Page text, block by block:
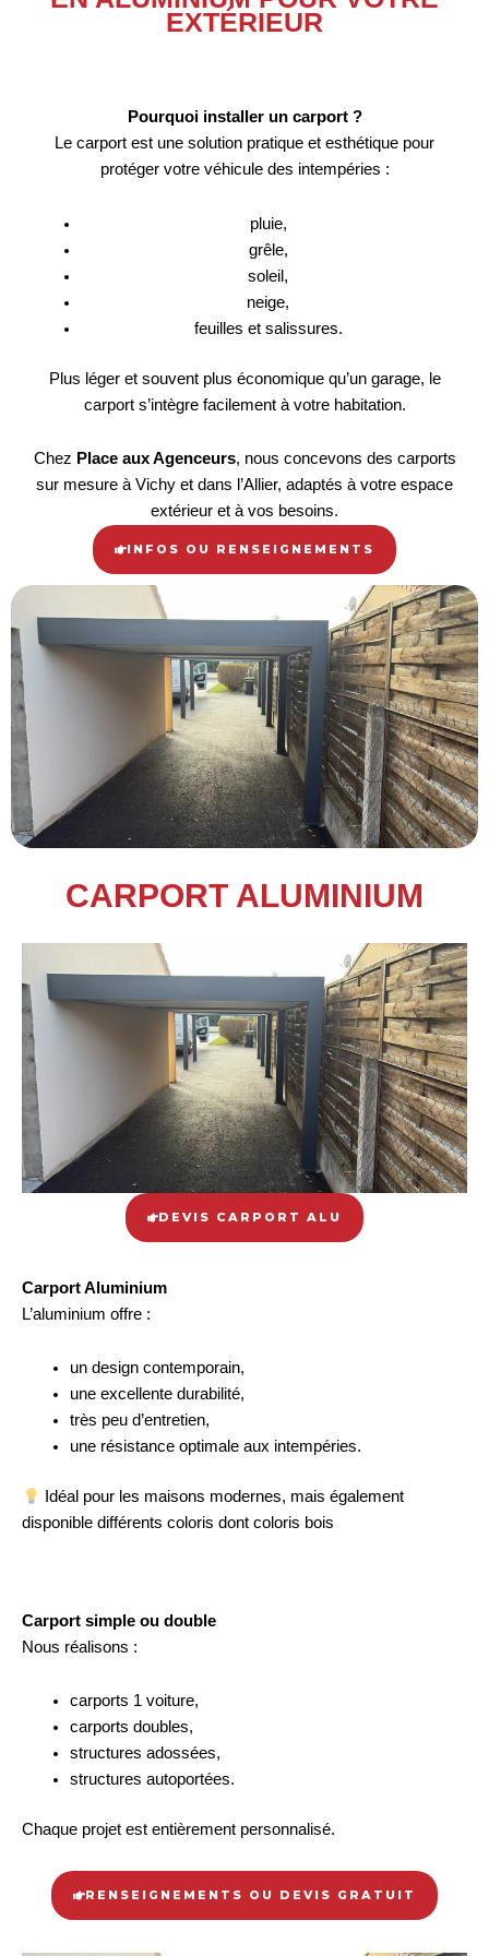
EXTÉRIEUR
Pourquoi installer un carport ?
Le carport est une solution pratique et esthétique pour
protéger votre véhicule des intempéries :
pluie,
grêle,
soleil,
neige,
feuilles et salissures.
Plus léger et souvent plus économique qu’un garage, le
carport s’intègre facilement à votre habitation.
Chez Place aux Agenceurs, nous concevons des carports
sur mesure à Vichy et dans l’Allier, adaptés à votre espace
extérieur et à vos besoins.
INFOS OU RENSEIGNEMENTS
CARPORT ALUMINIUM
DEVIS CARPORT ALU
Carport Aluminium
L’aluminium offre :
un design contemporain,
une excellente durabilité,
très peu d’entretien,
une résistance optimale aux intempéries.
Idéal pour les maisons modernes, mais également
disponible différents coloris dont coloris bois
Carport simple ou double
Nous réalisons :
carports 1 voiture,
carports doubles,
structures adossées,
structures autoportées.
Chaque projet est entièrement personnalisé.
RENSEIGNEMENTS OU DEVIS GRATUIT